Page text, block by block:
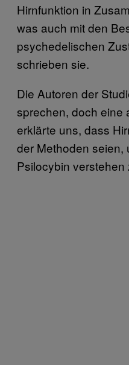
Hirnfunktion in
was auch mit den
psychedelischen
schrieben sie.
Die Autoren der
sprechen, doch eine
erklärte uns, dass
der Methoden seien,
Psilocybin verstehen